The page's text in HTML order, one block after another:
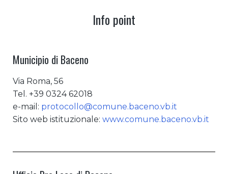
Info point
Municipio di Baceno
Via Roma, 56
Tel. +39 0324 62018
e-mail: protocollo@comune.baceno.vb.it
Sito web istituzionale: www.comune.baceno.vb.it